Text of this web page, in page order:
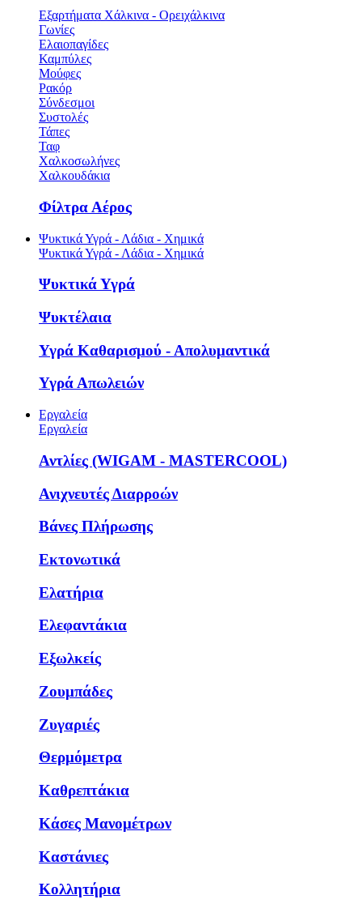
Εξαρτήματα Χάλκινα - Ορειχάλκινα
Γωνίες
Ελαιοπαγίδες
Καμπύλες
Μούφες
Ρακόρ
Σύνδεσμοι
Συστολές
Τάπες
Ταφ
Χαλκοσωλήνες
Χαλκουδάκια
Φίλτρα Αέρος
Ψυκτικά Υγρά - Λάδια - Χημικά
Ψυκτικά Υγρά - Λάδια - Χημικά
Ψυκτικά Υγρά
Ψυκτέλαια
Υγρά Καθαρισμού - Απολυμαντικά
Υγρά Απωλειών
Εργαλεία
Εργαλεία
Αντλίες (WIGAM - MASTERCOOL)
Ανιχνευτές Διαρροών
Βάνες Πλήρωσης
Εκτονωτικά
Ελατήρια
Ελεφαντάκια
Εξωλκείς
Ζουμπάδες
Ζυγαριές
Θερμόμετρα
Καθρεπτάκια
Κάσες Μανομέτρων
Καστάνιες
Κολλητήρια